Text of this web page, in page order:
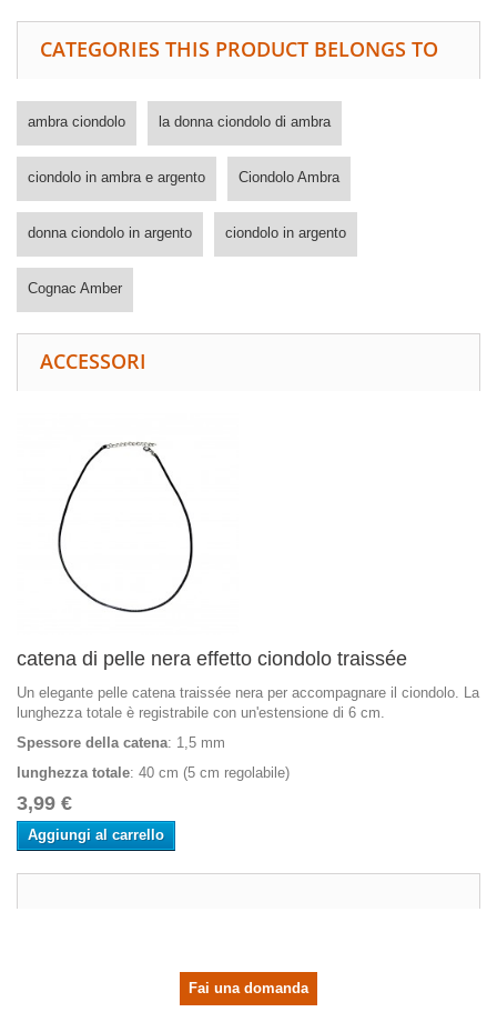
CATEGORIES THIS PRODUCT BELONGS TO
ambra ciondolo la donna ciondolo di ambra
ciondolo in ambra e argento Ciondolo Ambra
donna ciondolo in argento ciondolo in argento
Cognac Amber
ACCESSORI
catena di pelle nera effetto ciondolo traissée
Un elegante pelle catena traissée nera per accompagnare il ciondolo. La
lunghezza totale è registrabile con un'estensione di 6 cm.
Spessore della catena: 1,5 mm
lunghezza totale: 40 cm (5 cm regolabile)
3,99 €
Aggiungi al carrello
Fai una domanda